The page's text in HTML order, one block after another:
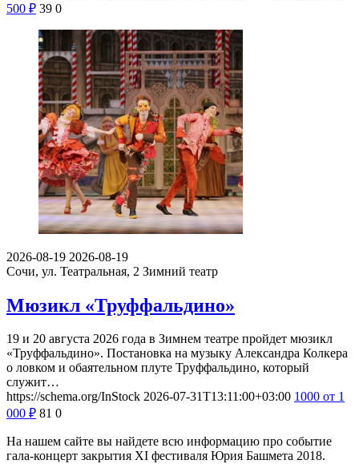
500 ₽ 39 0
2026-08-19 2026-08-19
Сочи, ул. Театральная, 2 Зимний театр
Мюзикл «Труффальдино»
19 и 20 августа 2026 года в Зимнем театре пройдет мюзикл
«Труффальдино». Постановка на музыку Александра Колкера
о ловком и обаятельном плуте Труффальдино, который
служит…
https://schema.org/InStock 2026-07-31T13:11:00+03:00 1000 от 1
000 ₽ 81 0
На нашем сайте вы найдете всю информацию про событие
гала-концерт закрытия ХI фестиваля Юрия Башмета 2018.